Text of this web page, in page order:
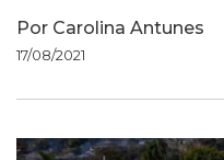
Por Carolina Antunes
17/08/2021